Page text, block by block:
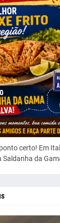
certo! Em
Saldanha da